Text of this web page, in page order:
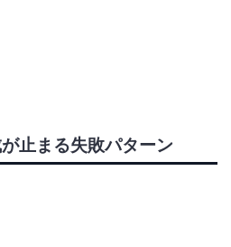
止まる失敗パターン